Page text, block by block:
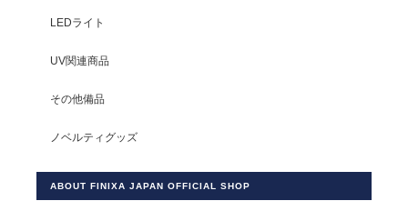
LEDライト
UV関連商品
その他備品
ノベルティグッズ
ABOUT FINIXA JAPAN OFFICIAL SHOP